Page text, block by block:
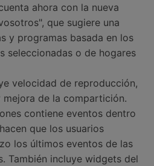
ahora con la nueva
que sugiere una
y programas basada en los
seleccionadas o de hogares
velocidad de reproducción,
de la compartición.
contiene eventos dentro
que los usuarios
los últimos eventos de las
También incluye widgets del